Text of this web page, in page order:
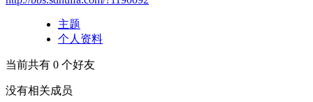
主题
个人资料
当前共有 0 个好友
没有相关成员